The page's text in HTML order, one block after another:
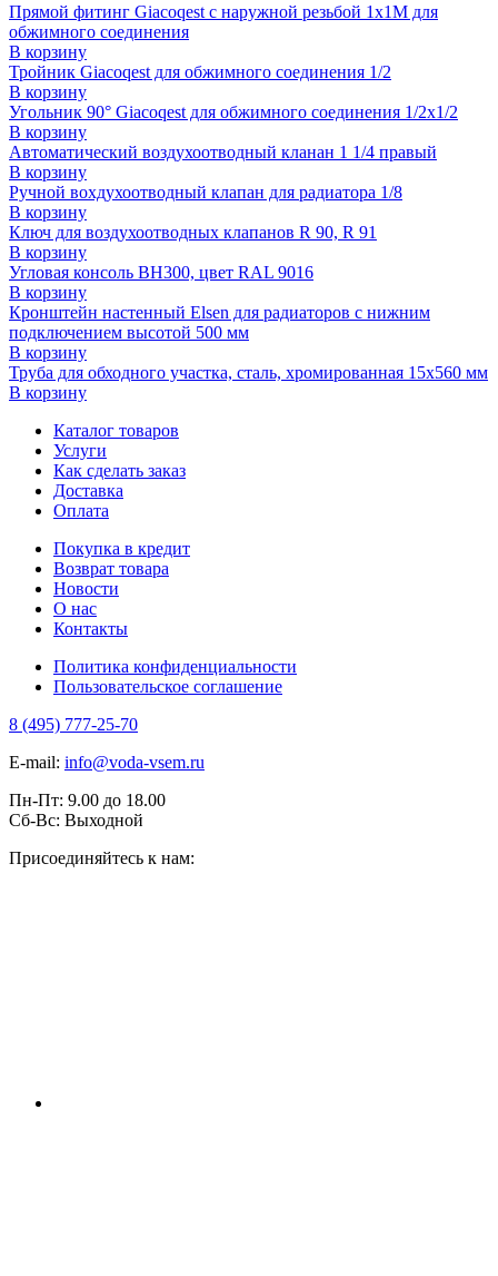
Прямой фитинг Giacoqest с наружной резьбой 1x1M для
обжимного соединения
В корзину
Тройник Giacoqest для обжимного соединения 1/2
В корзину
Угольник 90° Giacoqest для обжимного соединения 1/2x1/2
В корзину
Автоматический воздухоотводный кланан 1 1/4 правый
В корзину
Ручной вохдухоотводный клапан для радиатора 1/8
В корзину
Ключ для воздухоотводных клапанов R 90, R 91
В корзину
Угловая консоль ВН300, цвет RAL 9016
В корзину
Кронштейн настенный Elsen для радиаторов с нижним
подключением высотой 500 мм
В корзину
Труба для обходного участка, сталь, хромированная 15х560 мм
В корзину
Каталог товаров
Услуги
Как сделать заказ
Доставка
Оплата
Покупка в кредит
Возврат товара
Новости
О нас
Контакты
Политика конфиденциальности
Пользовательское соглашение
8 (495) 777-25-70
E-mail: info@voda-vsem.ru
Пн-Пт: 9.00 до 18.00
Сб-Вс: Выходной
Присоединяйтесь к нам: